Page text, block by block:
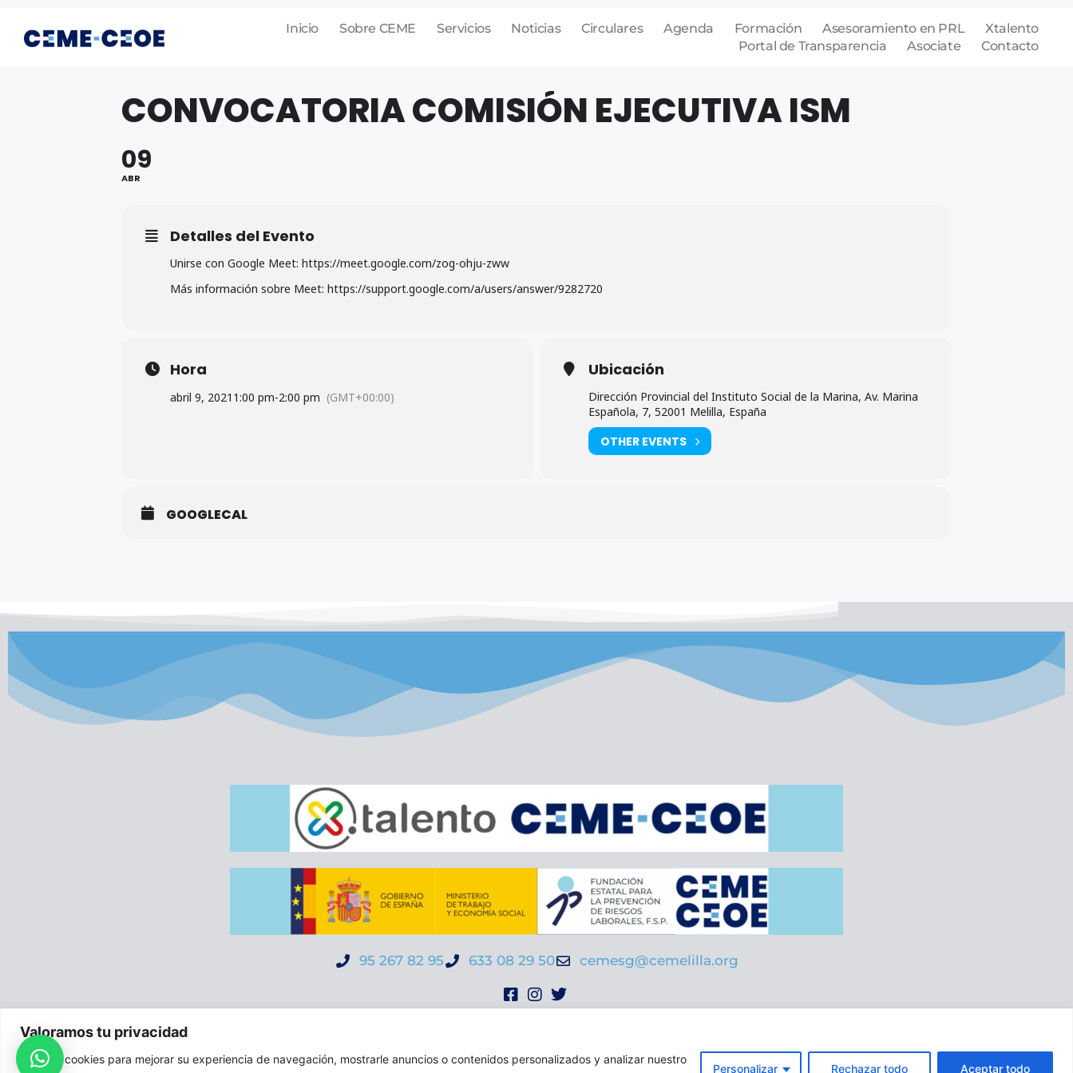
Valoramos tu privacidad
Usamos cookies para mejorar su experiencia de navegación, mostrarle anuncios o contenidos personalizados y analizar nuestro
Personalizar Rechazar todo Aceptar todo
Inicio Sobre CEME Servicios Noticias Circulares Agenda Formación Asesoramiento en PRL
Xtalento
Portal de Transparencia
Asociate Contacto
CONVOCATORIA COMISIÓN EJECUTIVA ISM
09
ABR
Detalles del Evento
Unirse con Google Meet: https://meet.google.com/zog-ohju-zww
Más información sobre Meet: https://support.google.com/a/users/answer/9282720
Hora
abril 9, 2021 1:00 pm-2:00 pm (GMT+00:00)
Ubicación
Dirección Provincial del Instituto Social de la Marina, Av. Marina
Española, 7, 52001 Melilla, España
OTHER EVENTS
GOOGLECAL
95 267 82 95 633 08 29 50 cemesg@cemelilla.org